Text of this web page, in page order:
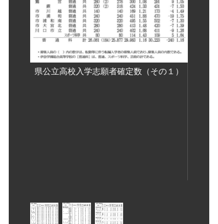
県公立高校入学志願者確定数（その１）